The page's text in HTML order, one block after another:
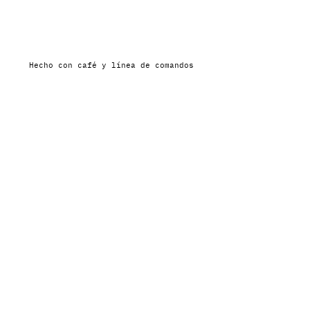
Hecho con café y línea de comandos